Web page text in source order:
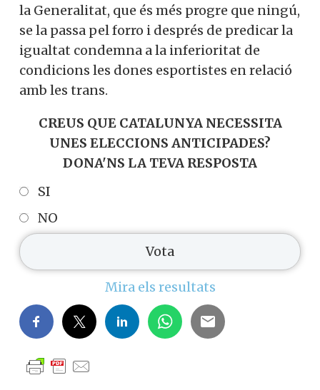
la Generalitat, que és més progre que ningú,
se la passa pel forro i després de predicar la
igualtat condemna a la inferioritat de
condicions les dones esportistes en relació
amb les trans.
CREUS QUE CATALUNYA NECESSITA
UNES ELECCIONS ANTICIPADES?
DONA'NS LA TEVA RESPOSTA
SI
NO
Mira els resultats